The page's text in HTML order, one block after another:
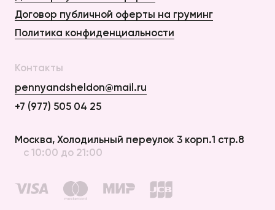
Договор публичной оферты на груминг
Политика конфиденциальности
Контакты
pennyandsheldon@mail.ru
+7 (977) 505 04 25
Москва, Холодильный переулок 3 корп.1 стр.8
с 10:00 до 21:00
Оплата и Доставка
Возврат
Договор публичной оферты на груминг